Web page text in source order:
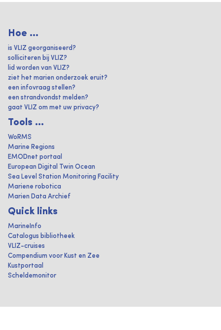
Hoe ...
is VLIZ georganiseerd?
solliciteren bij VLIZ?
lid worden van VLIZ?
ziet het marien onderzoek eruit?
een infovraag stellen?
een strandvondst melden?
gaat VLIZ om met uw privacy?
Tools ...
WoRMS
Marine Regions
EMODnet portaal
European Digital Twin Ocean
Sea Level Station Monitoring Facility
Mariene robotica
Marien Data Archief
Quick links
MarineInfo
Catalogus bibliotheek
VLIZ-cruises
Compendium voor Kust en Zee
Kustportaal
Scheldemonitor